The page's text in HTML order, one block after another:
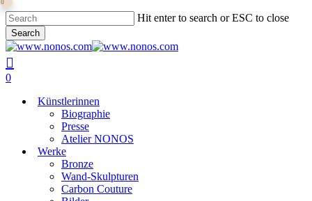
Skip
to
main
content
Hit enter to search or ESC to close
Search
Close
Search
search
0
Künstlerinnen
Biographie
Presse
Atelier NONOS
Werke
Bronze
Wand-Skulpturen
Carbon Couture
0